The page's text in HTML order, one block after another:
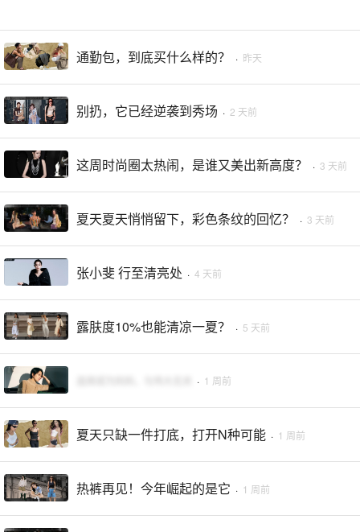
通勤包，到底买什么样的？ · 昨天
别扔，它已经逆袭到秀场 · 2 天前
这周时尚圈太热闹，是谁又美出新高度？ · 3 天前
夏天夏天悄悄留下，彩色条纹的回忆？ · 3 天前
张小斐 行至清亮处 · 4 天前
露肤度10%也能清凉一夏？ · 5 天前
· 1 周前
夏天只缺一件打底，打开N种可能 · 1 周前
热裤再见！今年崛起的是它 · 1 周前